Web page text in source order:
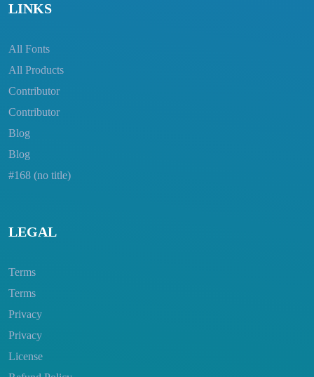
LINKS
All Fonts
All Products
Contributor
Contributor
Blog
Blog
#168 (no title)
LEGAL
Terms
Terms
Privacy
Privacy
License